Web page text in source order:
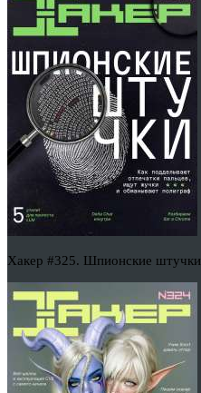
Хакер #325. Шпионские штучки